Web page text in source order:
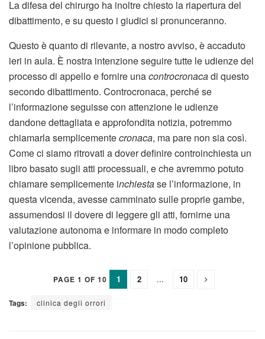
La difesa del chirurgo ha inoltre chiesto la riapertura del
dibattimento, e su questo i giudici si pronunceranno.
Questo è quanto di rilevante, a nostro avviso, è accaduto
ieri in aula. È nostra intenzione seguire tutte le udienze del
processo di appello e fornire unacontrocronacadi questo
secondo dibattimento. Controcronaca, perché se
l’informazione seguisse con attenzione le udienze
dandone dettagliata e approfondita notizia, potremmo
chiamarla semplicementecronaca, ma pare non sia così.
Come ci siamo ritrovati a dover definire controinchiesta un
libro basato sugli atti processuali, e che avremmo potuto
chiamare semplicemente inchiestase l’informazione, in
questa vicenda, avesse camminato sulle proprie gambe,
assumendosi il dovere di leggere gli atti, fornirne una
valutazione autonoma e informare in modo completo
l’opinione pubblica.
PAGE 1 OF 10 1 2 ... 10
Tags: clinica degli orrori